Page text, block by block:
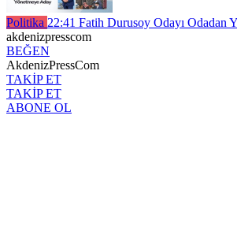
Politika 22:41 Fatih Durusoy Odayı Odadan
akdenizpresscom
BEĞEN
AkdenizPressCom
TAKİP ET
TAKİP ET
ABONE OL